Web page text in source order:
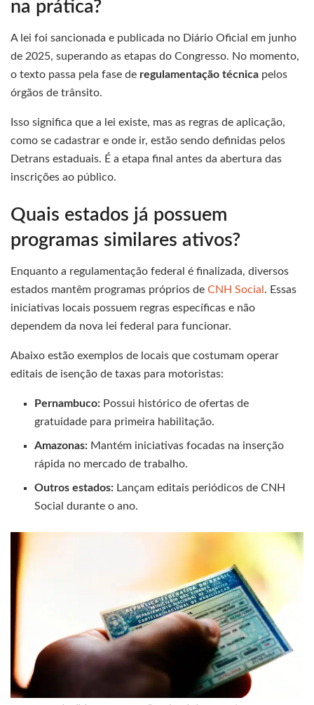
na prática?
A lei foi sancionada e publicada no Diário Oficial em junho
de 2025, superando as etapas do Congresso. No momento,
o texto passa pela fase de regulamentação técnica pelos
órgãos de trânsito.
Isso significa que a lei existe, mas as regras de aplicação,
como se cadastrar e onde ir, estão sendo definidas pelos
Detrans estaduais. É a etapa final antes da abertura das
inscrições ao público.
Quais estados já possuem
programas similares ativos?
Enquanto a regulamentação federal é finalizada, diversos
estados mantêm programas próprios de CNH Social . Essas
iniciativas locais possuem regras específicas e não
dependem da nova lei federal para funcionar.
Abaixo estão exemplos de locais que costumam operar
editais de isenção de taxas para motoristas:
Pernambuco: Possui histórico de ofertas de
gratuidade para primeira habilitação.
Amazonas: Mantém iniciativas focadas na inserção
rápida no mercado de trabalho.
Outros estados: Lançam editais periódicos de CNH
Social durante o ano.